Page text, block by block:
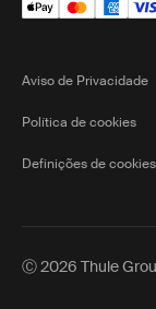
Aviso de Privacidade
Política de cookies
Definições de cookies
Ⓒ 2026 Thule